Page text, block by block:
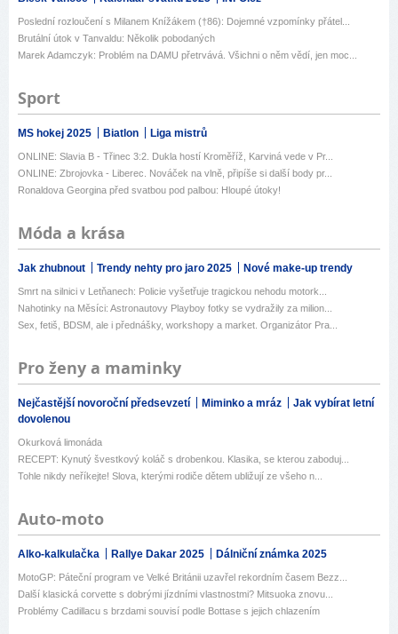
Poslední rozloučení s Milanem Knížákem (†86): Dojemné vzpomínky přátel...
Brutální útok v Tanvaldu: Několik pobodaných
Marek Adamczyk: Problém na DAMU přetrvává. Všichni o něm vědí, jen moc...
Sport
MS hokej 2025 Biatlon Liga mistrů
ONLINE: Slavia B - Třinec 3:2. Dukla hostí Kroměříž, Karviná vede v Pr...
ONLINE: Zbrojovka - Liberec. Nováček na vlně, připíše si další body pr...
Ronaldova Georgina před svatbou pod palbou: Hloupé útoky!
Móda a krása
Jak zhubnout Trendy nehty pro jaro 2025 Nové make-up trendy
Smrt na silnici v Letňanech: Policie vyšetřuje tragickou nehodu motork...
Nahotinky na Měsíci: Astronautovy Playboy fotky se vydražily za milion...
Sex, fetiš, BDSM, ale i přednášky, workshopy a market. Organizátor Pra...
Pro ženy a maminky
Nejčastější novoroční předsevzetí Miminko a mráz
Jak vybírat letní
dovolenou
Okurková limonáda
RECEPT: Kynutý švestkový koláč s drobenkou. Klasika, se kterou zaboduj...
Tohle nikdy neříkejte! Slova, kterými rodiče dětem ubližují ze všeho n...
Auto-moto
Alko-kalkulačka Rallye Dakar 2025 Dálniční známka 2025
MotoGP: Páteční program ve Velké Británii uzavřel rekordním časem Bezz...
Další klasická corvette s dobrými jízdními vlastnostmi? Mitsuoka znovu...
Problémy Cadillacu s brzdami souvisí podle Bottase s jejich chlazením